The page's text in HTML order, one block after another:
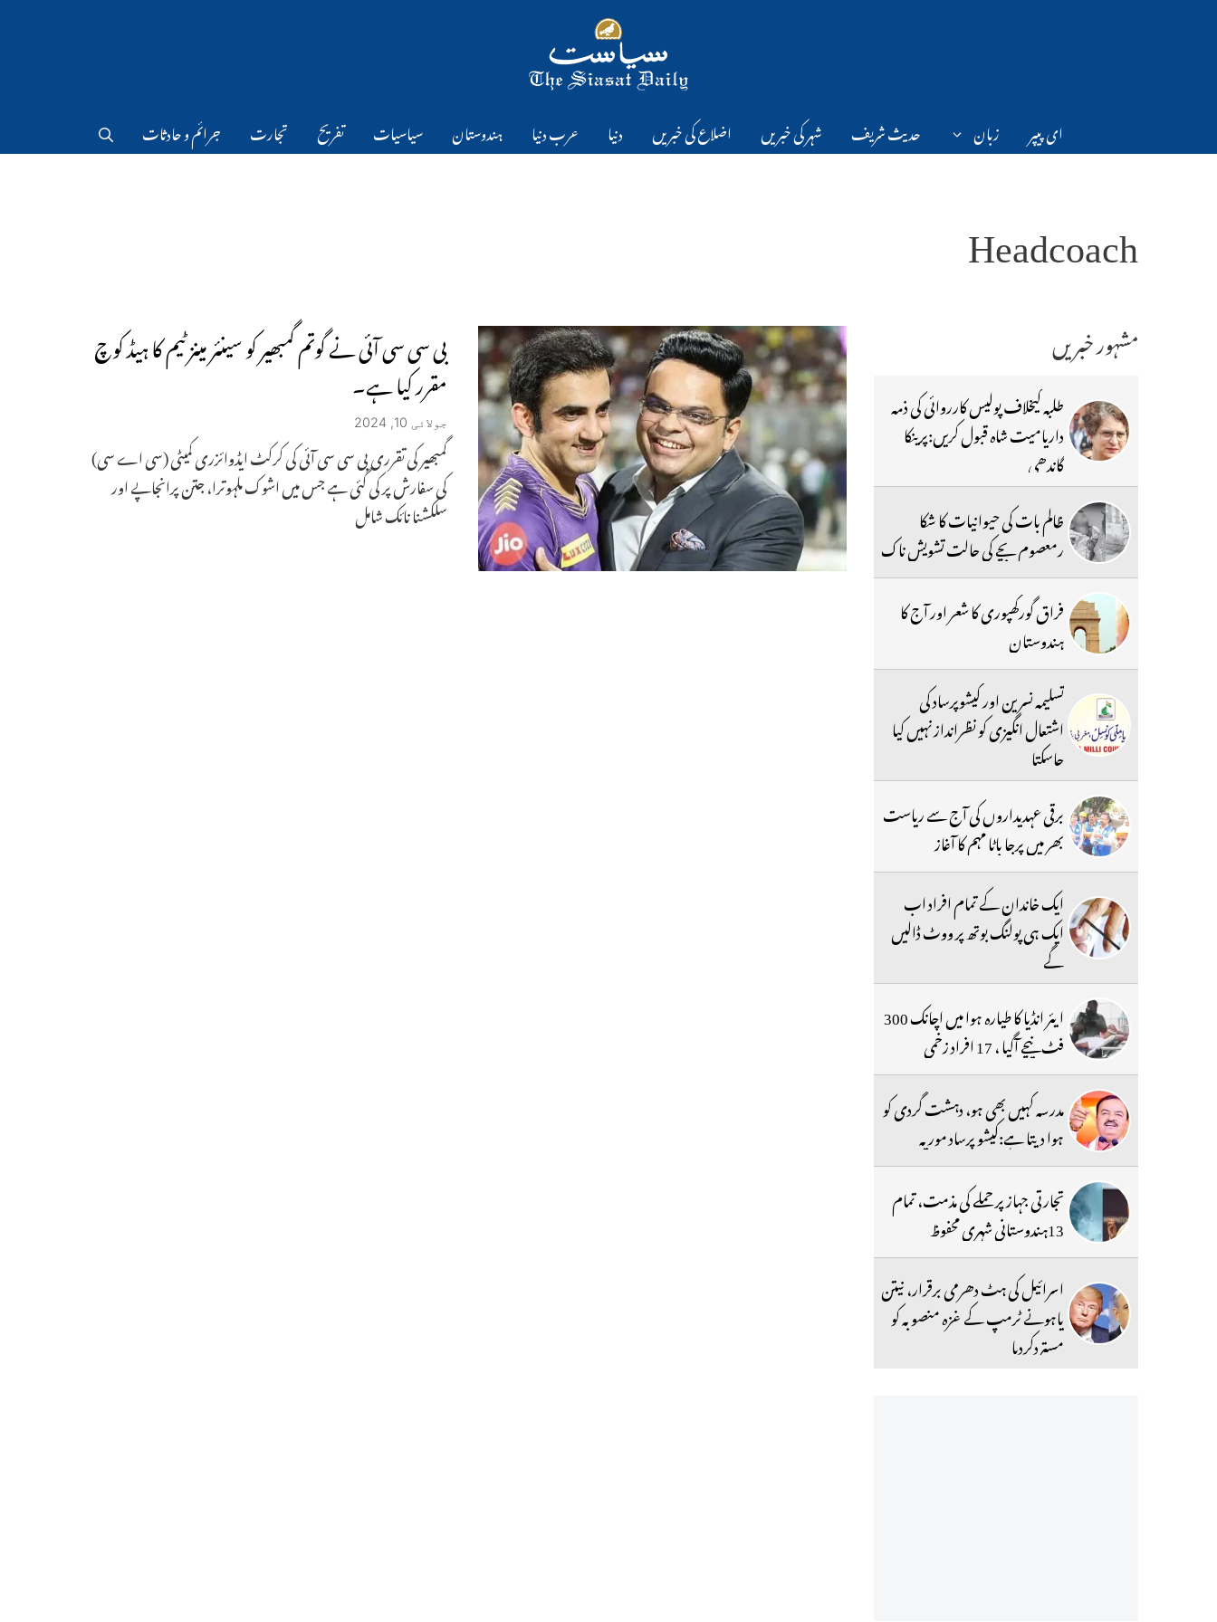
ای پیپر زبان حدیث شریف شہر کی خبریں اضلاع کی خبریں دنیا عرب دنیا ہندوستان سیاسیات تفریح تجارت جرائم و حادثات
Headcoach
بی سی سی آئی نے گوتم گمبھیر کو سینئر مینز ٹیم کا ہیڈ کوچ
مقرر کیا ہے۔
جولائی 10, 2024
گمبھیر کی تقرری بی سی سی آئی کی کرکٹ ایڈوائزری کمیٹی (سی اے سی)
کی سفارش پر کی گئی ہے جس میں اشوک ملہوترا، جتن پرانجاپے اور
سلکشنا نائک شامل
مشہور خبریں
طلبہ کیخلاف پولیس کارروائی کی ذمہ
داریامیت شاہ قبول کریں:پرینکا
گاندھی
ظالم بات کی حیوانیات کا شکا
رمعصوم بچے کی حالت تشویش ناک
فراق گورکھپوری کا شعر اور آج کا
ہندوستان
تسلیمہ نسرین اور کیشوپرساد کی
اشتعال انگیزی کو نظرانداز نہیں کیا
جاسکتا
برقی عہدیداروں کی آج سے ریاست
بھر میں پرجا باٹا مہم کا آغاز
ایک خاندان کے تمام افراد اب
ایک ہی پولنگ بوتھ پر ووٹ ڈالیں
گے
ایئر انڈیا کا طیارہ ہوا میں اچانک 300
فٹ نیچے آگیا ، 17 افراد زخمی
مدرسہ کہیں بھی ہو، دہشت گردی کو
ہوا دیتا ہے:کیشو پرساد موریہ
تجارتی جہاز پر حملے کی مذمت، تمام
13ہندوستانی شہری محفوظ
اسرائیل کی ہٹ دھرمی برقرار، نیتن
یاہونے ٹرمپ کے غزہ منصوبہ کو
مستردکردیا